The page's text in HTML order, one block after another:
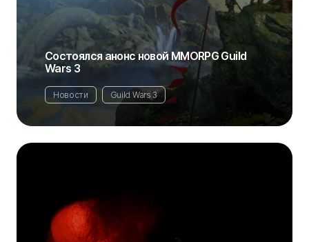
Состоялся анонс новой MMORPG Guild
Wars 3
Новости Guild Wars 3